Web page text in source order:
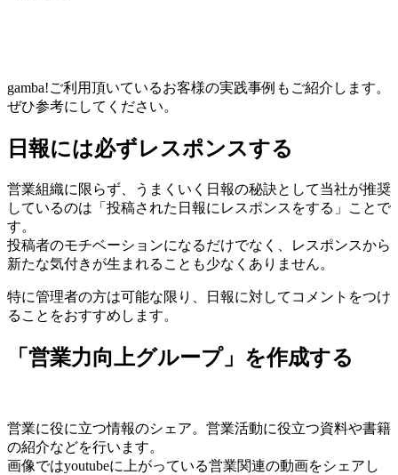
gamba!ご利用頂いているお客様の実践事例もご紹介します。
ぜひ参考にしてください。
日報には必ずレスポンスする
営業組織に限らず、うまくいく日報の秘訣として当社が推奨
しているのは「投稿された日報にレスポンスをする」ことで
す。
投稿者のモチベーションになるだけでなく、レスポンスから
新たな気付きが生まれることも少なくありません。
特に管理者の方は可能な限り、日報に対してコメントをつけ
ることをおすすめします。
「営業力向上グループ」を作成する
営業に役に立つ情報のシェア。営業活動に役立つ資料や書籍
の紹介などを行います。
画像ではyoutubeに上がっている営業関連の動画をシェアし